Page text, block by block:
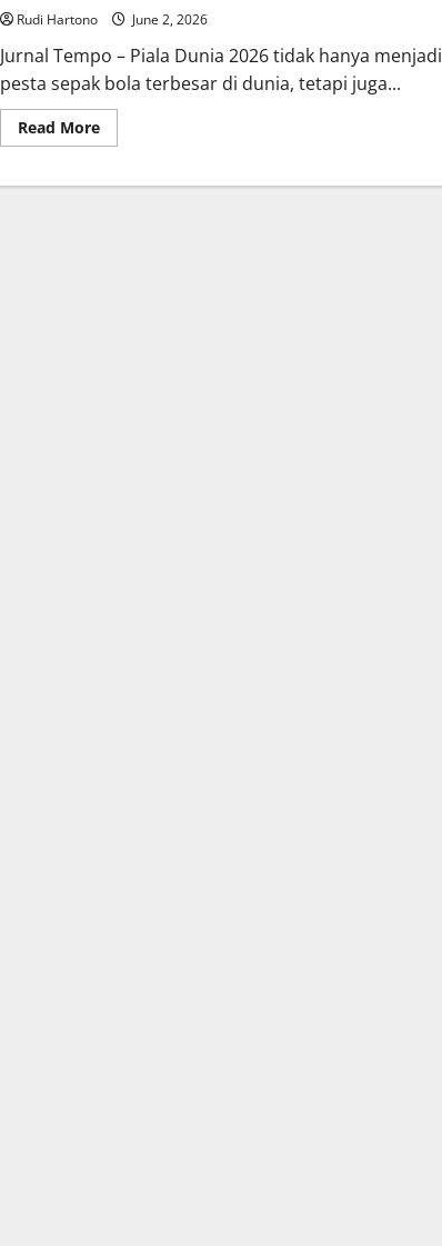
Rudi Hartono June 2, 2026
Jurnal Tempo – Piala Dunia 2026 tidak hanya menjadi
pesta sepak bola terbesar di dunia, tetapi juga...
Read MoreRead
more
Dunia